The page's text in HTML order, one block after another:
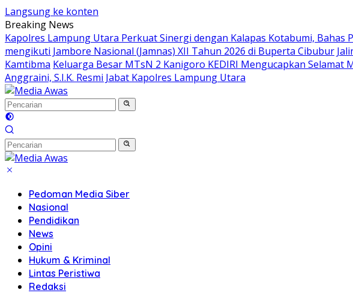
Langsung ke konten
Breaking News
Kapolres Lampung Utara Perkuat Sinergi dengan Kalapas Kotabumi, Bahas
mengikuti Jambore Nasional (Jamnas) XII Tahun 2026 di Buperta Cibubur
Kamtibma Keluarga Besar MTsN 2 Kanigoro KEDIRI Mengucapkan Selamat
Anggraini, S.I.K. Resmi Jabat Kapolres Lampung Utara
Pedoman Media Siber
Nasional
Pendidikan
News
Opini
Hukum & Kriminal
Lintas Peristiwa
Redaksi